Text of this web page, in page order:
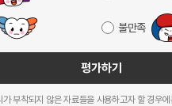
불만족
평가하기
가 부착되지 않은 자료들을 사용하고자 할 경우